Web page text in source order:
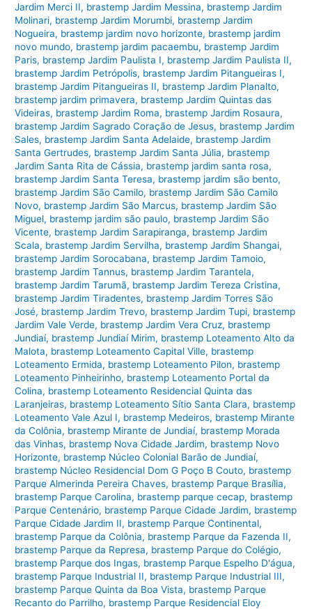
Jardim Merci II, brastemp Jardim Messina, brastemp Jardim
Molinari, brastemp Jardim Morumbi, brastemp Jardim
Nogueira, brastemp jardim novo horizonte, brastemp jardim
novo mundo, brastemp jardim pacaembu, brastemp Jardim
Paris, brastemp Jardim Paulista I, brastemp Jardim Paulista II,
brastemp Jardim Petrópolis, brastemp Jardim Pitangueiras I,
brastemp Jardim Pitangueiras II, brastemp Jardim Planalto,
brastemp jardim primavera, brastemp Jardim Quintas das
Videiras, brastemp Jardim Roma, brastemp Jardim Rosaura,
brastemp Jardim Sagrado Coração de Jesus, brastemp Jardim
Sales, brastemp Jardim Santa Adelaide, brastemp Jardim
Santa Gertrudes, brastemp Jardim Santa Júlia, brastemp
Jardim Santa Rita de Cássia, brastemp jardim santa rosa,
brastemp Jardim Santa Teresa, brastemp jardim são bento,
brastemp Jardim São Camilo, brastemp Jardim São Camilo
Novo, brastemp Jardim São Marcus, brastemp Jardim São
Miguel, brastemp jardim são paulo, brastemp Jardim São
Vicente, brastemp Jardim Sarapiranga, brastemp Jardim
Scala, brastemp Jardim Servilha, brastemp Jardim Shangai,
brastemp Jardim Sorocabana, brastemp Jardim Tamoio,
brastemp Jardim Tannus, brastemp Jardim Tarantela,
brastemp Jardim Tarumã, brastemp Jardim Tereza Cristina,
brastemp Jardim Tiradentes, brastemp Jardim Torres São
José, brastemp Jardim Trevo, brastemp Jardim Tupi, brastemp
Jardim Vale Verde, brastemp Jardim Vera Cruz, brastemp
Jundiaí, brastemp Jundiaí Mirim, brastemp Loteamento Alto da
Malota, brastemp Loteamento Capital Ville, brastemp
Loteamento Ermida, brastemp Loteamento Pilon, brastemp
Loteamento Pinheirinho, brastemp Loteamento Portal da
Colina, brastemp Loteamento Residencial Quinta das
Laranjeiras, brastemp Loteamento Sítio Santa Clara, brastemp
Loteamento Vale Azul I, brastemp Medeiros, brastemp Mirante
da Colônia, brastemp Mirante de Jundiaí, brastemp Morada
das Vinhas, brastemp Nova Cidade Jardim, brastemp Novo
Horizonte, brastemp Núcleo Colonial Barão de Jundiaí,
brastemp Núcleo Residencial Dom G Poço B Couto, brastemp
Parque Almerinda Pereira Chaves, brastemp Parque Brasília,
brastemp Parque Carolina, brastemp parque cecap, brastemp
Parque Centenário, brastemp Parque Cidade Jardim, brastemp
Parque Cidade Jardim II, brastemp Parque Continental,
brastemp Parque da Colônia, brastemp Parque da Fazenda II,
brastemp Parque da Represa, brastemp Parque do Colégio,
brastemp Parque dos Ingas, brastemp Parque Espelho D'água,
brastemp Parque Industrial II, brastemp Parque Industrial III,
brastemp Parque Quinta da Boa Vista, brastemp Parque
Recanto do Parrilho, brastemp Parque Residencial Eloy